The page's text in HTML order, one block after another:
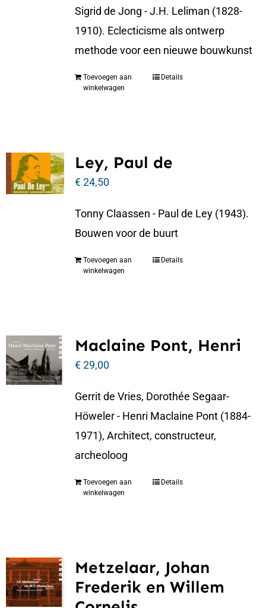
Sigrid de Jong - J.H. Leliman (1828-
1910). Eclecticisme als ontwerp
methode voor een nieuwe bouwkunst
Toevoegen aan
winkelwagen
Details
Ley, Paul de
€24,50
Tonny Claassen - Paul de Ley (1943).
Bouwen voor de buurt
Toevoegen aan
winkelwagen
Details
Maclaine Pont, Henri
€29,00
Gerrit de Vries, Dorothée Segaar-
Höweler - Henri Maclaine Pont (1884-
1971), Architect, constructeur,
archeoloog
Toevoegen aan
winkelwagen
Details
Metzelaar, Johan
Frederik en Willem